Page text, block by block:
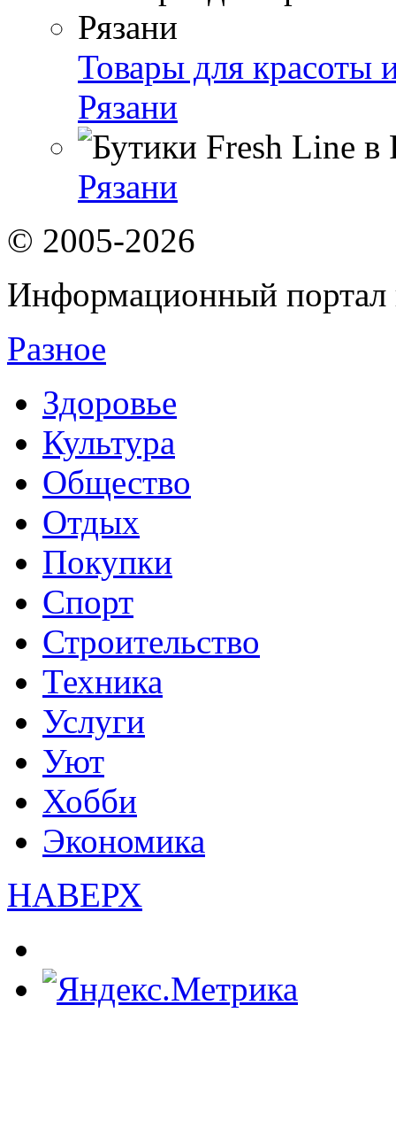
Товары для красоты
Рязани
Рязани
© 2005-2026
Информационный портал
Разное
Здоровье
Культура
Общество
Отдых
Покупки
Спорт
Строительство
Техника
Услуги
Уют
Хобби
Экономика
НАВЕРХ